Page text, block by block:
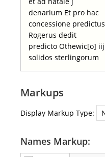
denarium Et pro hac
concessione predictus
Rogerus dedit
predicto Othewic[o] iij
solidos sterlingorum
Markups
Display Markup Type:
Names Markup: